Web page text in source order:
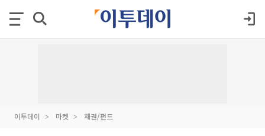
이투데이 마켓 채권/펀드